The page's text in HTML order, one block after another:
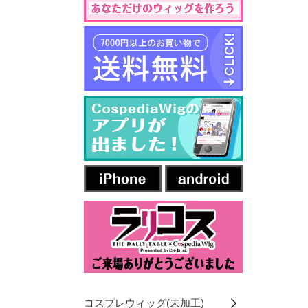
コスプレウィッグ(未加工)